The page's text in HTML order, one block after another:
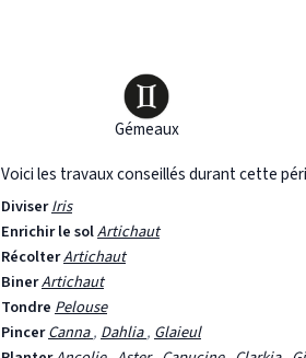
Gémeaux
Voici les travaux conseillés durant cette
DiviserIris
Enrichir le solArtichaut
RécolterArtichaut
BinerArtichaut
Tondre Pelouse
PincerCanna, Dahlia, Glaieul